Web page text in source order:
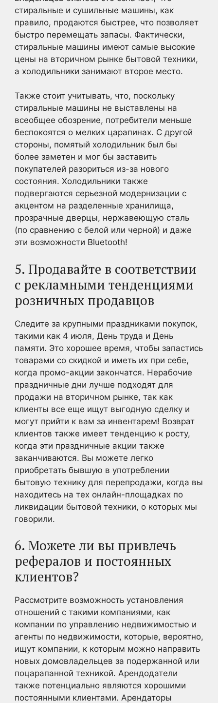
стиральные и сушильные машины, как
правило, продаются быстрее, что позволяет
быстро перемещать запасы. Фактически,
стиральные машины имеют самые высокие
цены на вторичном рынке бытовой техники,
а холодильники занимают второе место.
Также стоит учитывать, что, поскольку
стиральные машины не выставлены на
всеобщее обозрение, потребители меньше
беспокоятся о мелких царапинах. С другой
стороны, помятый холодильник был бы
более заметен и мог бы заставить
покупателей разориться из-за нового
состояния. Холодильники также
подвергаются серьезной модернизации с
акцентом на разделенные хранилища,
прозрачные дверцы, нержавеющую сталь
(по сравнению с белой или черной) и даже
эти возможности Bluetooth!
5. Продавайте в соответствии
с рекламными тенденциями
розничных продавцов
Следите за крупными праздниками покупок,
такими как 4 июля, День труда и День
памяти. Это хорошее время, чтобы запастись
товарами со скидкой и иметь их при себе,
когда промо-акции закончатся. Нерабочие
праздничные дни лучше подходят для
продажи на вторичном рынке, так как
клиенты все еще ищут выгодную сделку и
могут прийти к вам за инвентарем! Возврат
клиентов также имеет тенденцию к росту,
когда эти праздничные акции также
заканчиваются. Вы можете легко
приобретать бывшую в употреблении
бытовую технику для перепродажи, когда вы
находитесь на тех онлайн-площадках по
ликвидации бытовой техники, о которых мы
говорили.
6. Можете ли вы привлечь
рефералов и постоянных
клиентов?
Рассмотрите возможность установления
отношений с такими компаниями, как
компании по управлению недвижимостью и
агенты по недвижимости, которые, вероятно,
ищут компании, к которым можно направить
новых домовладельцев за подержанной или
поцарапанной техникой. Арендодатели
также потенциально являются хорошими
постоянными клиентами. Арендаторы